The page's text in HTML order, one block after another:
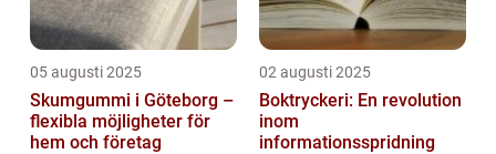
05 augusti 2025
Skumgummi i Göteborg –
flexibla möjligheter för
hem och företag
02 augusti 2025
Boktryckeri: En revolution
inom
informationsspridning